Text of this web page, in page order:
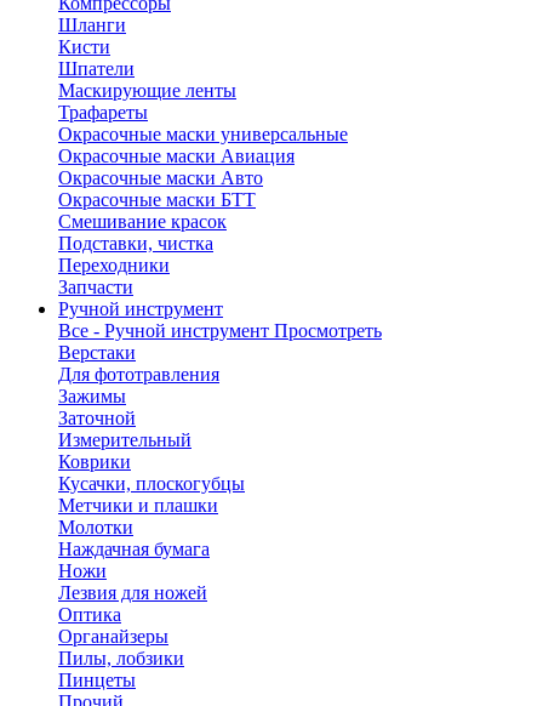
Шланги
Кисти
Шпатели
Маскирующие ленты
Трафареты
Окрасочные маски универсальные
Окрасочные маски Авиация
Окрасочные маски Авто
Окрасочные маски БТТ
Смешивание красок
Подставки, чистка
Переходники
Запчасти
Ручной инструмент
Все - Ручной инструмент Просмотреть
Верстаки
Для фототравления
Зажимы
Заточной
Измерительный
Коврики
Кусачки, плоскогубцы
Метчики и плашки
Молотки
Наждачная бумага
Ножи
Лезвия для ножей
Оптика
Органайзеры
Пилы, лобзики
Пинцеты
Прочий